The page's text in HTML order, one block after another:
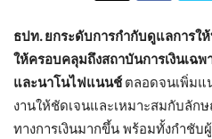
ธปท. ยกระดับการกำกับดูแลการใ
ให้ครอบคลุมถึงสถาบันการเงินเฉ
และนาโนไฟแนนช์ตลอดจนเพิ่มแ
งานให้ชัดเจนและเหมาะสมกับลัก
ทางการเงินมากขึ้น พร้อมทั้งกำชับ